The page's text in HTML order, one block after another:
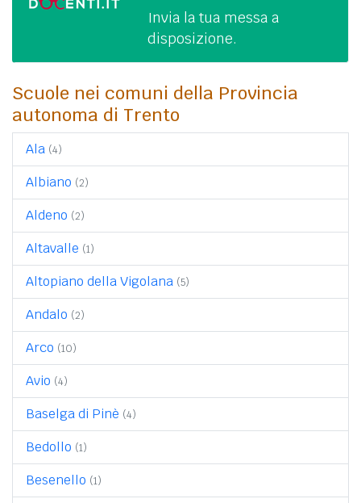
Invia la tua messa a
disposizione.
Scuole nei comuni della Provincia
autonoma di Trento
Ala (4)
Albiano (2)
Aldeno (2)
Altavalle (1)
Altopiano della Vigolana (5)
Andalo (2)
Arco (10)
Avio (4)
Baselga di Pinè (4)
Bedollo (1)
Besenello (1)